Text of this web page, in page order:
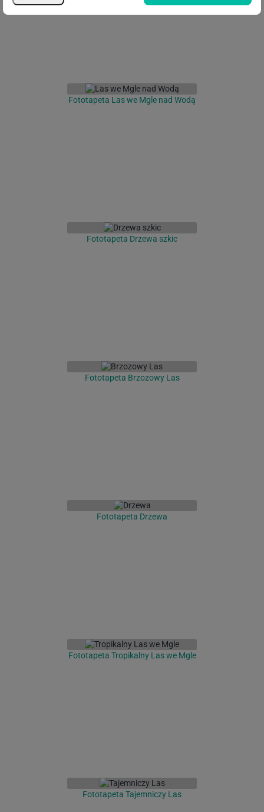
Fototapeta Las we Mgle nad Wodą
Fototapeta Drzewa szkic
Fototapeta Brzozowy Las
Fototapeta Drzewa
Fototapeta Tropikalny Las we Mgle
Fototapeta Tajemniczy Las